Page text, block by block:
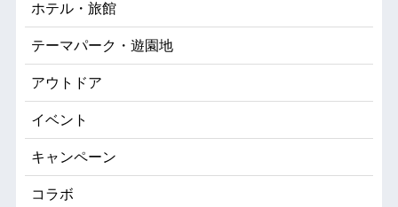
ホテル・旅館
テーマパーク・遊園地
アウトドア
イベント
キャンペーン
コラボ